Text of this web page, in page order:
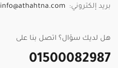
بريد إلكتروني: info@athahtna.com
هل لديك سؤال؟ اتصل بنا على
01500082987